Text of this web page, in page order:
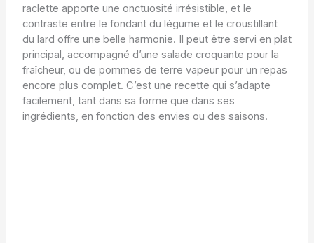
raclette apporte une onctuosité irrésistible, et le
contraste entre le fondant du légume et le croustillant
du lard offre une belle harmonie. Il peut être servi en plat
principal, accompagné d’une salade croquante pour la
fraîcheur, ou de pommes de terre vapeur pour un repas
encore plus complet. C’est une recette qui s’adapte
facilement, tant dans sa forme que dans ses
ingrédients, en fonction des envies ou des saisons.